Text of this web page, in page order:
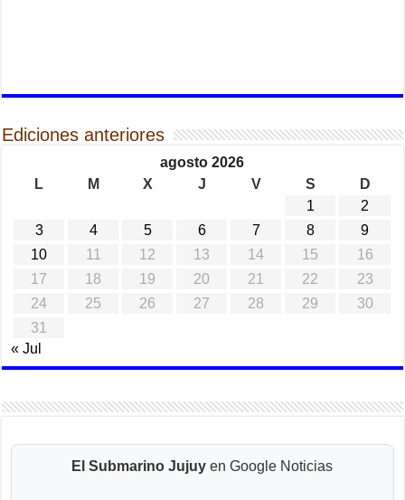
Ediciones anteriores
agosto 2026
L
M X J V S
D
1
2
3
4 5 6 7 8
9
10
11 12 13 14 15
16
17
18 19 20 21 22
23
24
25 26 27 28 29
30
31
« Jul
El Submarino Jujuy en Google Noticias